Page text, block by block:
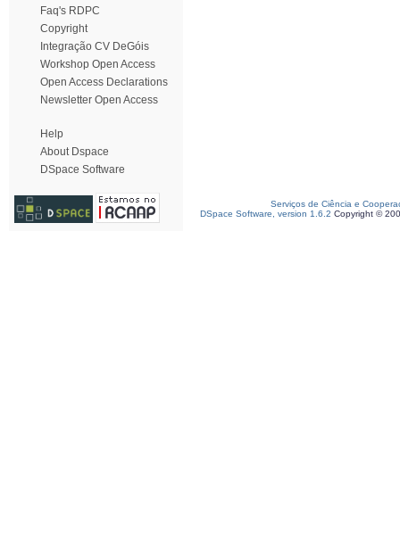
Faq's RDPC
Copyright
Integração CV DeGóis
Workshop Open Access
Open Access Declarations
Newsletter Open Access
Help
About Dspace
DSpace Software
Serviços de Ciência e
DSpace Software, version 1.6.2 Copyright ©